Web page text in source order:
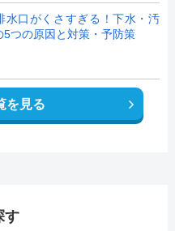
水口がくさすぎる！下水・汚
5つの原因と対策・予防策
を見る
す